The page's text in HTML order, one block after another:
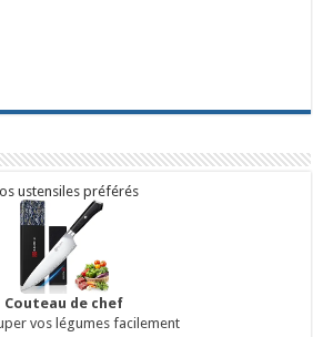
ustensiles préférés
Couteau de chef
vos légumes facilement